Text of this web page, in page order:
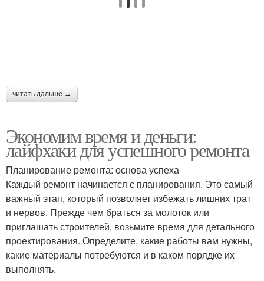
читать дальше →
Экономим время и деньги:
лайфхаки для успешного ремонта
Планирование ремонта: основа успеха
Каждый ремонт начинается с планирования. Это самый
важный этап, который позволяет избежать лишних трат
и нервов. Прежде чем браться за молоток или
приглашать строителей, возьмите время для детального
проектирования. Определите, какие работы вам нужны,
какие материалы потребуются и в каком порядке их
выполнять.